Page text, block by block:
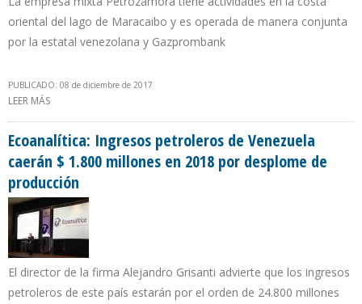
oriental del lago de Maracaibo y es operada de manera conjunta
por la estatal venezolana y Gazprombank
PUBLICADO: 08 de diciembre de 2017
LEER MÁS
Ecoanalítica: Ingresos petroleros de Venezuela
caerán $ 1.800 millones en 2018 por desplome de
producción
El director de la firma Alejandro Grisanti advierte que los ingresos
petroleros de este país estarán por el orden de 24.800 millones